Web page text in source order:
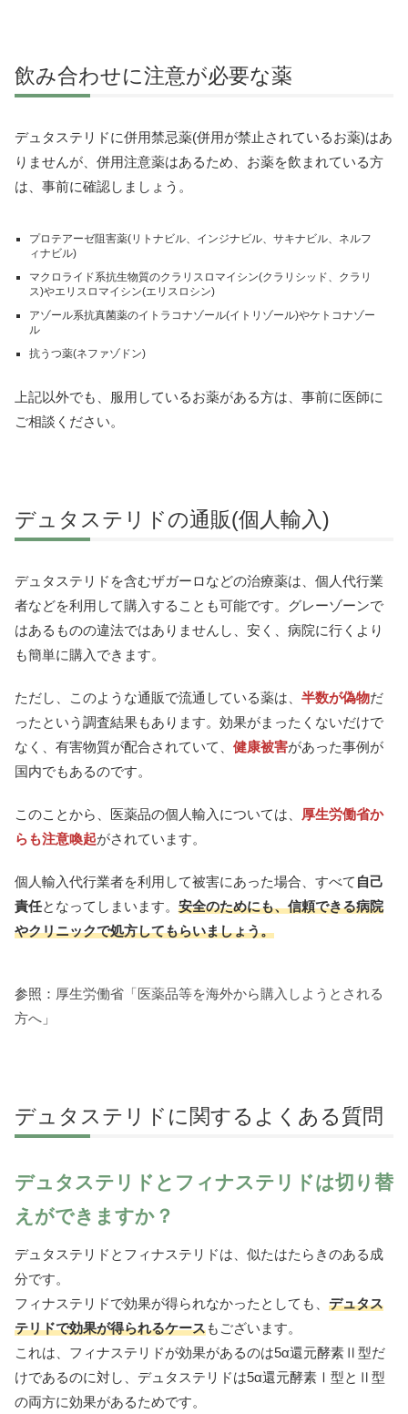
飲み合わせに注意が必要な薬
デュタステリドに併用禁忌薬(併用が禁止されているお薬)はあ
りませんが、併用注意薬はあるため、お薬を飲まれている方
は、事前に確認しましょう。
プロテアーゼ阻害薬(リトナビル、インジナビル、サキナビル、ネルフ
ィナビル)
マクロライド系抗生物質のクラリスロマイシン(クラリシッド、クラリ
ス)やエリスロマイシン(エリスロシン)
アゾール系抗真菌薬のイトラコナゾール(イトリゾール)やケトコナゾー
ル
抗うつ薬(ネファゾドン)
上記以外でも、服用しているお薬がある方は、事前に医師に
ご相談ください。
デュタステリドの通販(個人輸入)
デュタステリドを含むザガーロなどの治療薬は、個人代行業
者などを利用して購入することも可能です。グレーゾーンで
はあるものの違法ではありませんし、安く、病院に行くより
も簡単に購入できます。
ただし、このような通販で流通している薬は、 半数が偽物だ
ったという調査結果もあります。効果がまったくないだけで
なく、有害物質が配合されていて、 健康被害があった事例が
国内でもあるのです。
このことから、医薬品の個人輸入については、 厚生労働省か
らも注意喚起がされています。
個人輸入代行業者を利用して被害にあった場合、すべて 自己
責任となってしまいます。 安全のためにも、信頼できる病院
やクリニックで処方してもらいましょう。
参照： 厚生労働省「医薬品等を海外から購入しようとされる
方へ」
デュタステリドに関するよくある質問
デュタステリドとフィナステリドは切り替
えができますか？
デュタステリドとフィナステリドは、似たはたらきのある成
分です。
フィナステリドで効果が得られなかったとしても、 デュタス
テリドで効果が得られるケースもございます。
これは、フィナステリドが効果があるのは5α還元酵素Ⅱ型だ
けであるのに対し、デュタステリドは5α還元酵素Ⅰ型とⅡ型
の両方に効果があるためです。